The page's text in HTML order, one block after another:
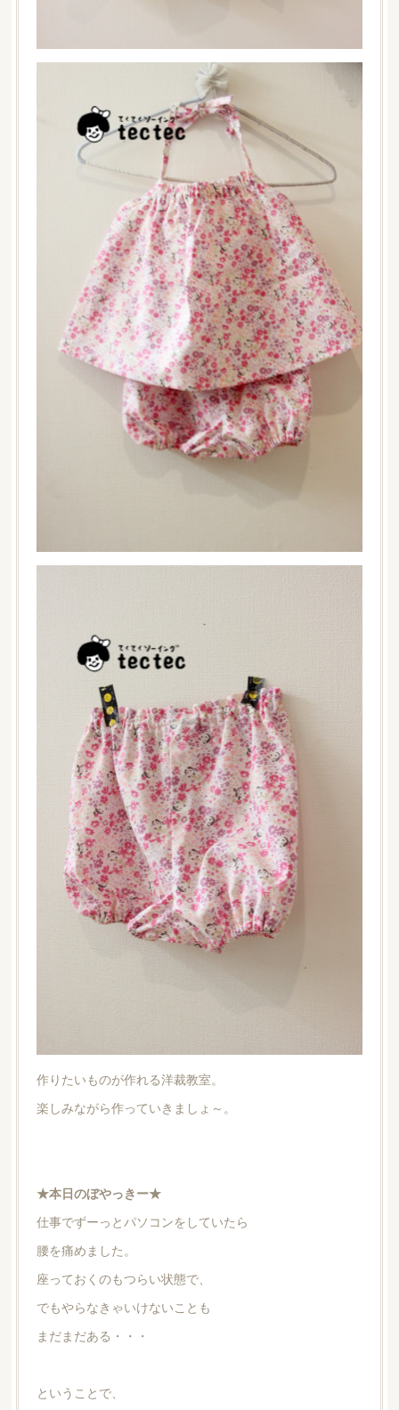
作りたいものが作れる洋裁教室。
楽しみながら作っていきましょ～。
★本日のぼやっきー★
仕事でずーっとパソコンをしていたら
腰を痛めました。
座っておくのもつらい状態で、
でもやらなきゃいけないことも
まだまだある・・・
ということで、